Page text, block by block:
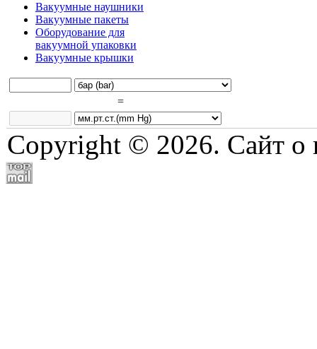
Вакуумные наушники
Вакуумные пакеты
Оборудование для
вакуумной упаковки
Вакуумные крышки
=
Copyright © 2026. Сайт о